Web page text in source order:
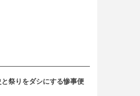
祭りをダシにする惨事便